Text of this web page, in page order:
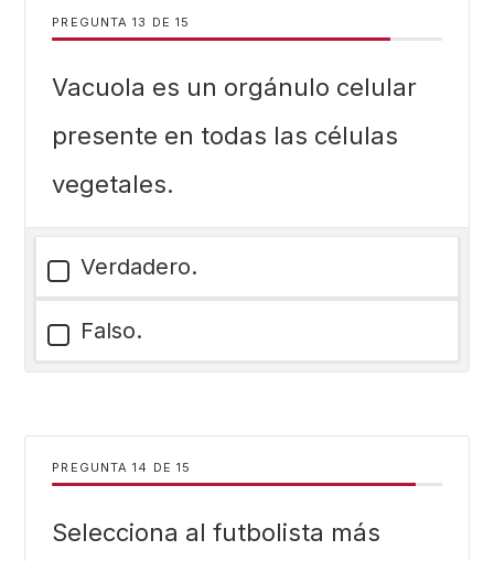
PREGUNTA DE 15
Vacuola es un orgánulo celular
presente en todas las células
vegetales.
Verdadero.
Falso.
PREGUNTA DE 15
Selecciona al futbolista más